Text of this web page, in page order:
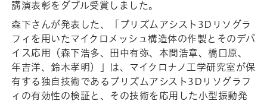
講演表彰をダブル受賞しました。
森下さんが発表した、「プリズムアシスト3Dリソグラ
フィを用いたマイクロメッシュ構造体の作製とそのデバ
イス応用（森下浩多、田中有弥、本間浩章、橋口原、
年吉洋、鈴木孝明）」は、マイクロナノ工学研究室が保
有する独自技術であるプリズムアシスト3Dリソグラフ
ィの有効性の検証と、その技術を応用した小型振動発